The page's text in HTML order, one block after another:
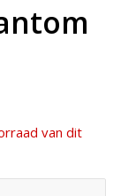
van dit